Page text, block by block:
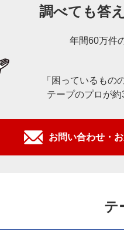
調べても答
年間60万件
「困っているもの
テープのプロが約
お問い合わせ・
テ